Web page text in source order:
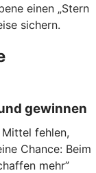
einen „Stern
sichern.
gewinnen
fehlen,
Chance: Beim
mehr”